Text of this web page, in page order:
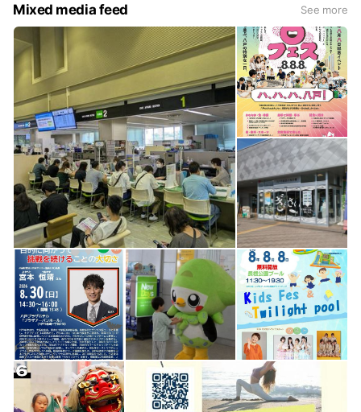
Mixed media feed See more